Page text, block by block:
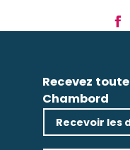
Recevez
Chambord
Recevoir les